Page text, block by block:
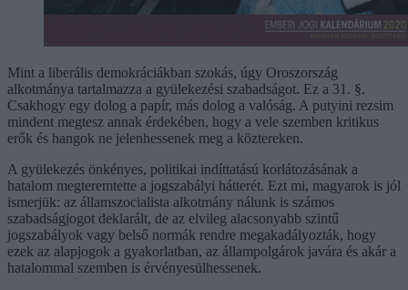
Mint a liberális demokráciákban szokás, úgy Oroszország
alkotmánya tartalmazza a gyülekezési szabadságot. Ez a 31. §.
Csakhogy egy dolog a papír, más dolog a valóság. A putyini rezsim
mindent megtesz annak érdekében, hogy a vele szemben kritikus
erők és hangok ne jelenhessenek meg a köztereken.
A gyülekezés önkényes, politikai indíttatású korlátozásának a
hatalom megteremtette a jogszabályi hátterét. Ezt mi, magyarok is jól
ismerjük: az államszocialista alkotmány nálunk is számos
szabadságjogot deklarált, de az elvileg alacsonyabb szintű
jogszabályok vagy belső normák rendre megakadályozták, hogy
ezek az alapjogok a gyakorlatban, az állampolgárok javára és akár a
hatalommal szemben is érvényesülhessenek.